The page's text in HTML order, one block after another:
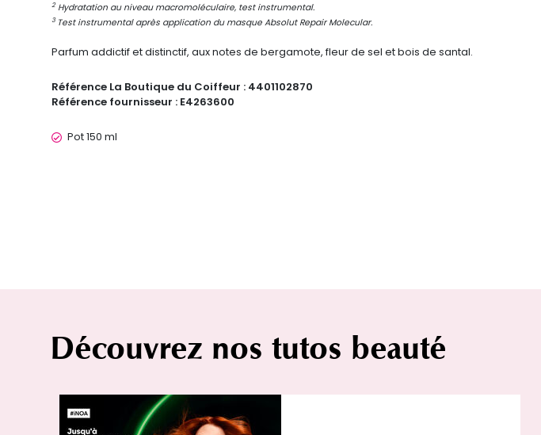
2Hydratation au niveau macromoléculaire, test instrumental.
3 Test instrumental après application du masque Absolut Repair Molecular.
Parfum addictif et distinctif, aux notes de bergamote, fleur de sel et bois de santal.
Référence La Boutique du Coiffeur : 4401102870
Référence fournisseur : E4263600
Pot 150 ml
Découvrez nos tutos beauté